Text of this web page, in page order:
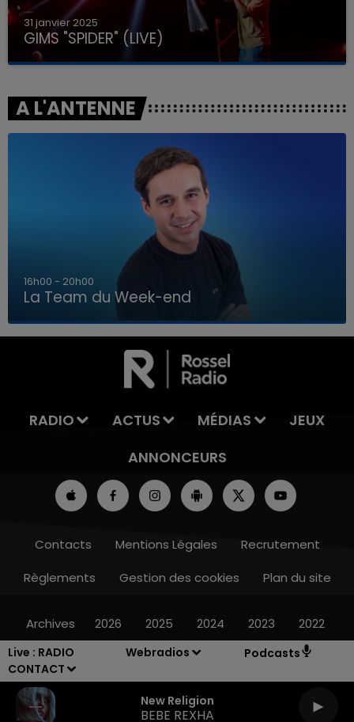
Live : RADIO
CONTACT
Webradios Podcasts
New Religion
BEBE REXHA
LA TEAM DU WEEK-END
31 janvier 2025
GIMS "SPIDER" (LIVE)
A L'ANTENNE
7h00 - 12h00
La Team du Week-end
RADIO ACTUS MÉDIAS
JEUX
ANNONCEURS
Contacts Mentions Légales
Recrutement
Règlements
Gestion des cookies Plan du site
Archives 2026 2025 2024 2023 2022